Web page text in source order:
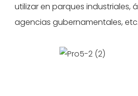
utilizar en parques industriales,
agencias gubernamentales, etc.